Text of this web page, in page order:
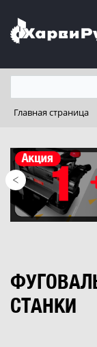
Главная страница
СТАНКИ